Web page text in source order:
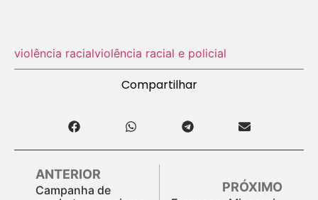
violência racialviolência racial e policial
Compartilhar
ANTERIOR
Campanha de
PRÓXIMO